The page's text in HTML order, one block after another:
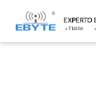
Home > Modem